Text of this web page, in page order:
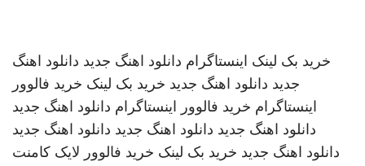
خرید بک لینک اینستاگرام دانلود اهنگ جدید دانلود اهنگ
جدید دانلود اهنگ جدید خرید بک لینک خرید فالوور
اینستاگرام خرید فالوور اینستاگرام دانلود اهنگ جدید
دانلود اهنگ جدید دانلود اهنگ جدید دانلود اهنگ جدید
دانلود اهنگ جدید خرید بک لینک خرید فالوور لایک کامنت